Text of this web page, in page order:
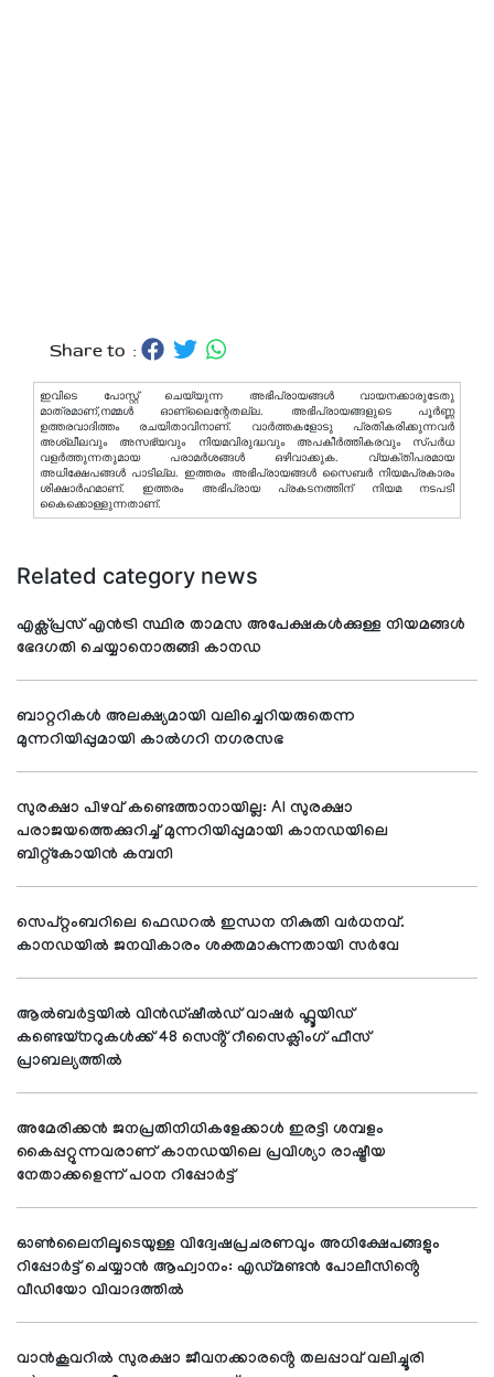
Share to :
ഇവിടെ പോസ്റ്റ് ചെയ്യുന്ന അഭിപ്രായങ്ങള്‍ വായനക്കാരുടേതു
മാത്രമാണ്,നമ്മൾ ഓണ്ലൈന്റേതല്ല. അഭിപ്രായങ്ങളുടെ പൂർണ്ണ
ഉത്തരവാദിത്തം രചയിതാവിനാണ്. വാര്‍ത്തകളോടു പ്രതികരിക്കുന്നവര്‍
അശ്ലീലവും അസഭ്യവും നിയമവിരുദ്ധവും അപകീര്‍ത്തികരവും സ്പര്‍ധ
വളര്‍ത്തുന്നതുമായ പരാമര്‍ശങ്ങള്‍ ഒഴിവാക്കുക. വ്യക്തിപരമായ
അധിക്ഷേപങ്ങള്‍ പാടില്ല. ഇത്തരം അഭിപ്രായങ്ങള്‍ സൈബര്‍ നിയമപ്രകാരം
ശിക്ഷാര്‍ഹമാണ്. ഇത്തരം അഭിപ്രായ പ്രകടനത്തിന് നിയമ നടപടി
കൈക്കൊള്ളുന്നതാണ്.
Related category news
എക്സ്പ്രസ് എൻട്രി സ്ഥിര താമസ അപേക്ഷകൾക്കുള്ള നിയമങ്ങൾ
ഭേദഗതി ചെയ്യാനൊരുങ്ങി കാനഡ
ബാറ്ററികൾ അലക്ഷ്യമായി വലിച്ചെറിയരുതെന്ന
മുന്നറിയിപ്പുമായി കാൽഗറി നഗരസഭ
സുരക്ഷാ പിഴവ് കണ്ടെത്താനായില്ല: AI സുരക്ഷാ
പരാജയത്തെക്കുറിച്ച് മുന്നറിയിപ്പുമായി കാനഡയിലെ
ബിറ്റ്‌കോയിൻ കമ്പനി
സെപ്റ്റംബറിലെ ഫെഡറൽ ഇന്ധന നികുതി വർധനവ്.
കാനഡയിൽ ജനവികാരം ശക്തമാകുന്നതായി സർവേ
ആൽബർട്ടയിൽ വിൻഡ്‌ഷീൽഡ് വാഷർ ഫ്ലൂയിഡ്
കണ്ടെയ്നറുകൾക്ക് 48 സെൻ്റ് റീസൈക്ലിംഗ് ഫീസ്
പ്രാബല്യത്തിൽ
അമേരിക്കൻ ജനപ്രതിനിധികളേക്കാൾ ഇരട്ടി ശമ്പളം
കൈപ്പറ്റുന്നവരാണ് കാനഡയിലെ പ്രവിശ്യാ രാഷ്ട്രീയ
നേതാക്കളെന്ന് പഠന റിപ്പോർട്ട്
ഓൺലൈനിലൂടെയുള്ള വിദ്വേഷപ്രചരണവും അധിക്ഷേപങ്ങളും
റിപ്പോർട്ട് ചെയ്യാൻ ആഹ്വാനം: എഡ്മണ്ടൻ പോലീസിൻ്റെ
വീഡിയോ വിവാദത്തിൽ
വാൻകൂവറിൽ സുരക്ഷാ ജീവനക്കാരൻ്റെ തലപ്പാവ് വലിച്ചൂരി